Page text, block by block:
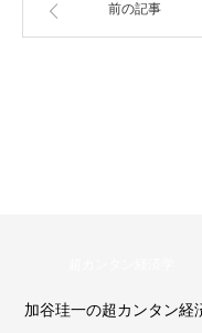
前の記事
加谷珪一の超カンタン経済学